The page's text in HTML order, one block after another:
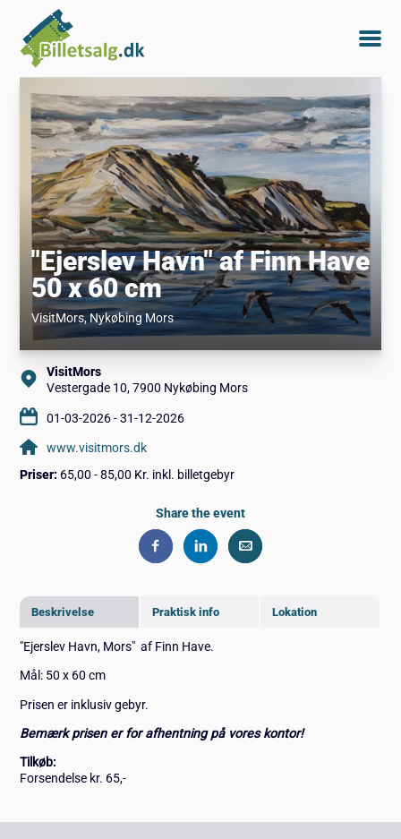
"Ejerslev Havn" af Finn Have
50 x 60 cm
VisitMors, Nykøbing Mors
Beskrivelse Praktisk info Lokation
"Ejerslev Havn, Mors" af Finn Have.
Mål: 50 x 60 cm
Prisen er inklusiv gebyr.
Bemærk prisen er for afhentning på vores kontor!
Tilkøb:
Forsendelse kr. 65,-
VisitMors
Vestergade 10, 7900 Nykøbing Mors
01-03-2026 - 31-12-2026
www.visitmors.dk
Priser: 65,00 - 85,00 Kr. inkl. billetgebyr
Share the event